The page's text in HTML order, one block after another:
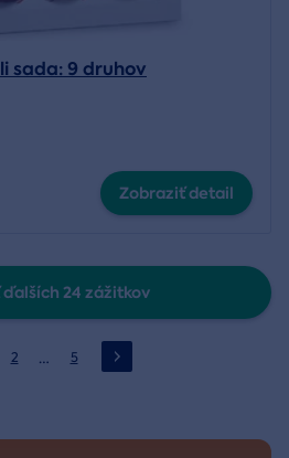
sada: 9 druhov
Zobraziť detail
24 zážitkov
2 … 5